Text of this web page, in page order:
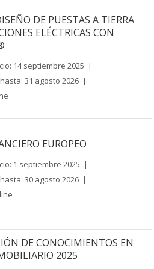
DE PUESTAS A TIERRA
ELÉCTRICAS CON
14 septiembre 2025 |
31 agosto 2026 |
EUROPEO
1 septiembre 2025 |
30 agosto 2026 |
DE CONOCIMIENTOS EN
2025